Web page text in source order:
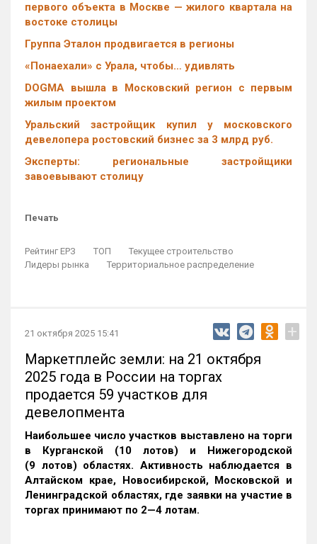
первого объекта в Москве — жилого квартала на
востоке столицы
Группа Эталон продвигается в регионы
«Понаехали» с Урала, чтобы… удивлять
DOGMA вышла в Московский регион с первым
жилым проектом
Уральский застройщик купил у московского
девелопера ростовский бизнес за 3 млрд руб.
Эксперты: региональные застройщики
завоевывают столицу
Печать
Рейтинг ЕРЗ ТОП
Текущее строительство
Лидеры рынка
Территориальное распределение
21 октября 2025 15:41 +
Маркетплейс земли: на 21 октября
2025 года в России на торгах
продается 59 участков для
девелопмента
Наибольшее число участков выставлено на торги
в Курганской (10 лотов) и Нижегородской
(9 лотов) областях. Активность наблюдается в
Алтайском крае, Новосибирской, Московской и
Ленинградской областях, где заявки на участие в
торгах принимают по 2—4 лотам.